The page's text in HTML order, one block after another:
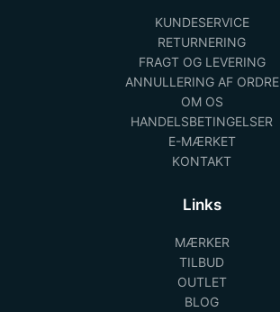
KUNDESERVICE
RETURNERING
FRAGT OG LEVERING
ANNULLERING AF ORDRE
OM OS
HANDELSBETINGELSER
E-MÆRKET
KONTAKT
Links
MÆRKER
TILBUD
OUTLET
BLOG